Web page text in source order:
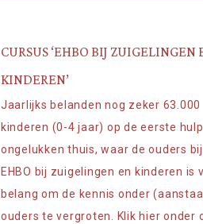
CURSUS ‘EHBO BIJ ZUIGELINGEN
KINDEREN’
Jaarlijks belanden nog zeker 63.000
kinderen (0-4 jaar) op de eerste
ongelukken thuis, waar de ouders bij
EHBO bij zuigelingen en kinderen is
belang om de kennis onder
ouders te vergroten. Klik hier onder